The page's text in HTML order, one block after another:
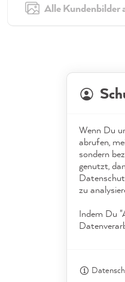
Alle Kundenbilder
Wenn Du
abrufen,
sondern
genutzt,
zu
Indem Du